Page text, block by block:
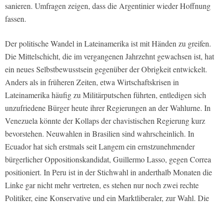
sanieren. Umfragen zeigen, dass die Argentinier wieder Hoffnung
fassen.
Der politische Wandel in Lateinamerika ist mit Händen zu greifen.
Die Mittelschicht, die im vergangenen Jahrzehnt gewachsen ist, hat
ein neues Selbstbewusstsein gegenüber der Obrigkeit entwickelt.
Anders als in früheren Zeiten, etwa Wirtschaftskrisen in
Lateinamerika häufig zu Militärputschen führten, entledigen sich
unzufriedene Bürger heute ihrer Regierungen an der Wahlurne. In
Venezuela könnte der Kollaps der chavistischen Regierung kurz
bevorstehen. Neuwahlen in Brasilien sind wahrscheinlich. In
Ecuador hat sich erstmals seit Langem ein ernstzunehmender
bürgerlicher Oppositionskandidat, Guillermo Lasso, gegen Correa
positioniert. In Peru ist in der Stichwahl in anderthalb Monaten die
Linke gar nicht mehr vertreten, es stehen nur noch zwei rechte
Politiker, eine Konservative und ein Marktliberaler, zur Wahl. Die